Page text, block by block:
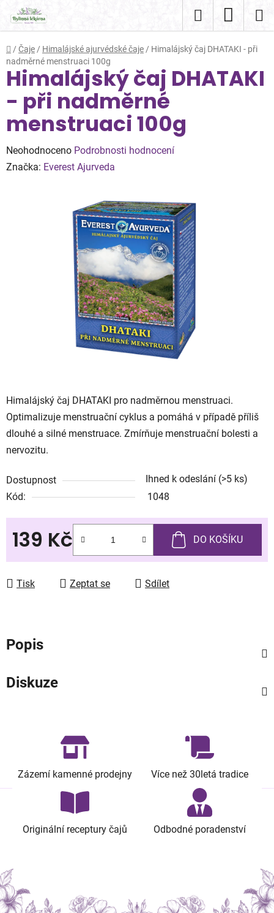
obsah
Hledat
KOŠÍK
Domů
/ Čaje / Himalájské ajurvédské čaje / Himalájský čaj DHATAKI - při
nadměrné menstruaci 100g
Himalájský čaj DHATAKI pro nadměrnou menstruaci.
Optimalizuje menstruační cyklus a pomáhá v případě příliš
dlouhé a silné menstruace. Zmírňuje menstruační bolesti a
nervozitu.
Dostupnost Ihned k odeslání (>5 ks)
Kód:
1048
139 Kč DO KOŠÍKU
Tisk Zeptat se Sdílet
Himalájský čaj DHATAKI
- při nadměrné
menstruaci 100g
Průměrné
hodnocení
Neohodnoceno Podrobnosti hodnocení
Značka: Everest Ajurveda
Popis
Diskuze
Zázemí kamenné prodejny Více než 30letá tradice
Originální receptury čajů Odbodné poradenství